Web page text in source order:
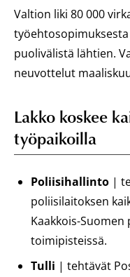
Valtion liki 80 000
puolivälistä lähtien.
neuvottelut
Lakko koskee
työpaikoilla
Poliisihallinto |
poliisilaitoksen
Kaakkois-
toimipisteissä.
Tulli | tehtävät